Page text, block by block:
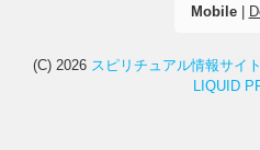
Mobile|
(C) 2026 スピリチュアル情報サイト
LIQUID